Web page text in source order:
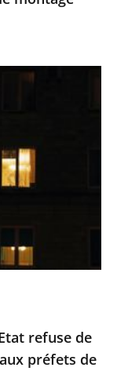
refuse de
préfets de